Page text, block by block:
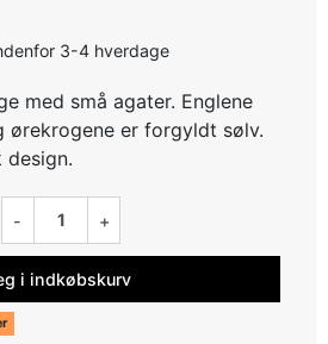
3-4 hverdage
med små agater. Englene
ørekrogene er forgyldt sølv.
design.
- +
i indkøbskurv